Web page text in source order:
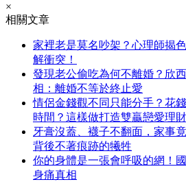
×
相關文章
家裡老是莫名吵架？心理師揭
解衝突！
發現老公偷吃為何不離婚？欣
相：離婚不等於終止愛
情侶金錢觀不同只能分手？花
時間？這樣做打造雙贏戀愛理
牙膏沒蓋、襪子不翻面，家事
背後不著痕跡的犧牲
你的身體是一張會呼吸的網！
身痛真相